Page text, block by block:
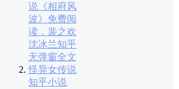
说《相府风
波》免费阅
读，裴之欢
沈冰兰知乎
无弹窗全文
怪异女传说
知乎小说